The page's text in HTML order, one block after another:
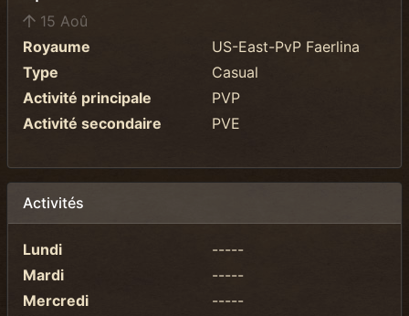
15 Aoû
Royaume
US-East-PvP Faerlina
Type
Casual
Activité principale
PVP
Activité secondaire
PVE
Activités
Lundi
-----
Mardi
-----
Mercredi
-----